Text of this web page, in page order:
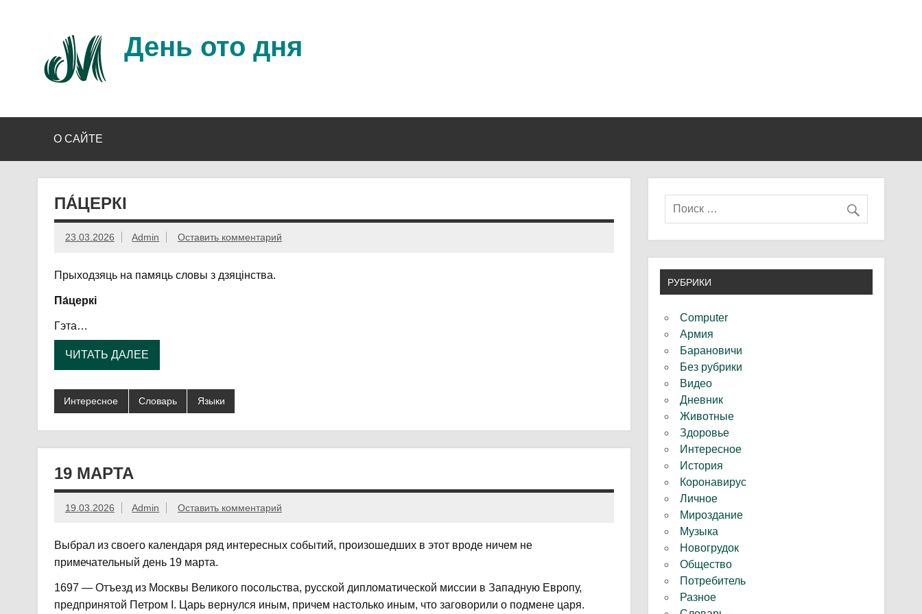
День ото дня
О САЙТЕ
ПА́ЦЕРКІ
23.03.2026 Admin Оставить комментарий
Прыходзяць на памяць словы з дзяцінства.
Па́церкі
Гэта…
ЧИТАТЬ ДАЛЕЕ
Интересное Словарь Языки
19 МАРТА
19.03.2026 Admin Оставить комментарий
Выбрал из своего календаря ряд интересных событий, произошедших в этот вроде ничем не
примечательный день 19 марта.
1697 — Отъезд из Москвы Великого посольства, русской дипломатической миссии в Западную Европу,
предпринятой Петром I. Царь вернулся иным, причем настолько иным, что заговорили о подмене царя.
РУБРИКИ
Computer
Армия
Барановичи
Без рубрики
Видео
Дневник
Животные
Здоровье
Интересное
История
Коронавирус
Личное
Мироздание
Музыка
Новогрудок
Общество
Потребитель
Разное